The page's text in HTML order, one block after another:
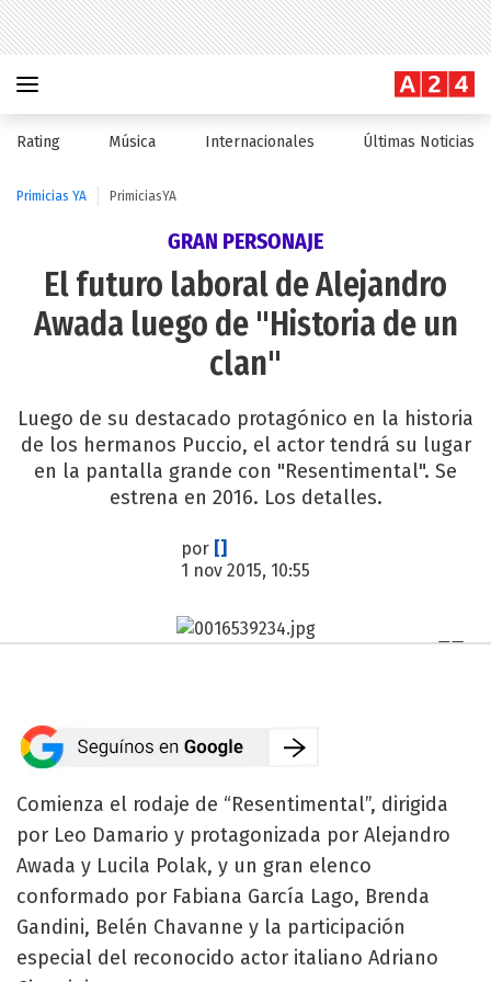
Rating Música Internacionales Últimas Noticias
Primicias YA PrimiciasYA
GRAN PERSONAJE
El futuro laboral de Alejandro
Awada luego de "Historia de un
clan"
Luego de su destacado protagónico en la historia
de los hermanos Puccio, el actor tendrá su lugar
en la pantalla grande con "Resentimental". Se
estrena en 2016. Los detalles.
por []
1 nov 2015, 10:55
Comienza el rodaje de “Resentimental”, dirigida
por Leo Damario y protagonizada por Alejandro
Awada y Lucila Polak, y un gran elenco
conformado por Fabiana García Lago, Brenda
Gandini, Belén Chavanne y la participación
especial del reconocido actor italiano Adriano